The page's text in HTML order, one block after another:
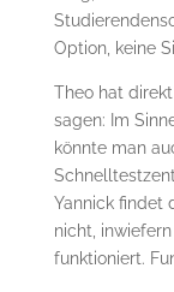
Option, keine
Theo hat
sagen: Im
könnte man
Yannick findet
nicht,
funktioniert.